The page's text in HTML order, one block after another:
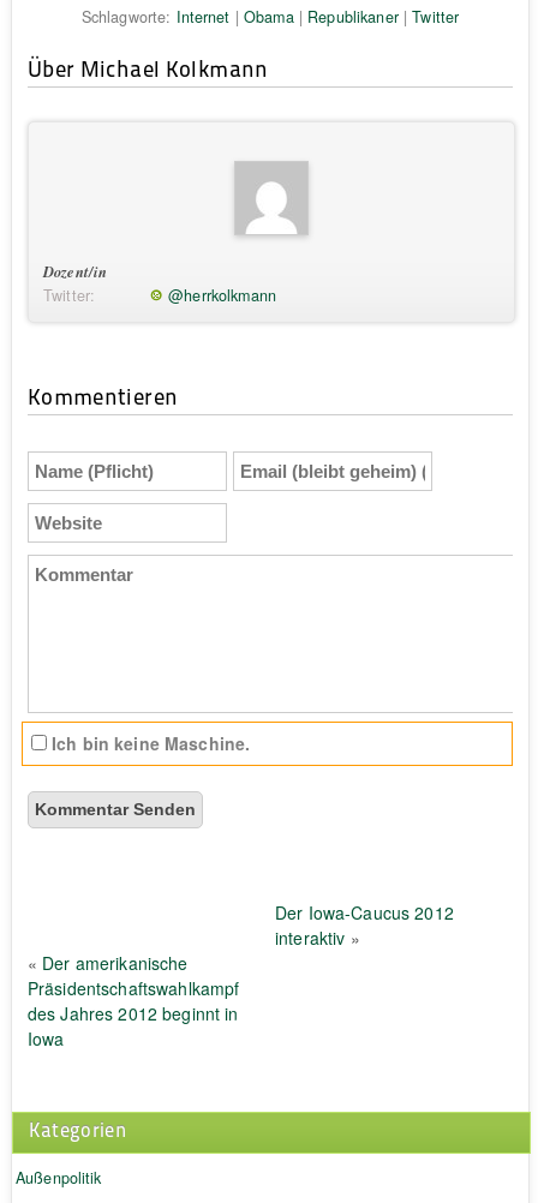
Schlagworte: Internet |Obama| Republikaner|Twitter
Über Michael Kolkmann
Dozent/in
Twitter:
@herrkolkmann
Kommentieren
Name
(Pflicht)
Email
(bleibt
Website
Kommentar
Ich bin keine Maschine.
Der Iowa-Caucus 2012
interaktiv »
« Der amerikanische
Präsidentschaftswahlkampf
des Jahres 2012 beginnt in
Iowa
Kategorien
Außenpolitik